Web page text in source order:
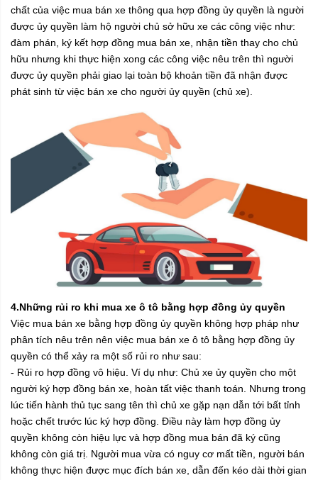
chất của việc mua bán xe thông qua hợp đồng ủy quyền là người
được ủy quyền làm hộ người chủ sở hữu xe các công việc như:
đàm phán, ký kết hợp đồng mua bán xe, nhận tiền thay cho chủ
hữu nhưng khi thực hiện xong các công việc nêu trên thì người
được ủy quyền phải giao lại toàn bộ khoản tiền đã nhận được
phát sinh từ việc bán xe cho người ủy quyền (chủ xe).
4.Những rủi ro khi mua xe ô tô bằng hợp đồng ủy quyền
Việc mua bán xe bằng hợp đồng ủy quyền không hợp pháp như
phân tích nêu trên nên việc mua bán xe ô tô bằng hợp đồng ủy
quyền có thể xảy ra một số rủi ro như sau:
- Rủi ro hợp đồng vô hiệu. Ví dụ như: Chủ xe ủy quyền cho một
người ký hợp đồng bán xe, hoàn tất việc thanh toán. Nhưng trong
lúc tiến hành thủ tục sang tên thì chủ xe gặp nạn dẫn tới bất tỉnh
hoặc chết trước lúc ký hợp đồng. Điều này làm hợp đồng ủy
quyền không còn hiệu lực và hợp đồng mua bán đã ký cũng
không còn giá trị. Người mua vừa có nguy cơ mất tiền, người bán
không thực hiện được mục đích bán xe, dẫn đến kéo dài thời gian